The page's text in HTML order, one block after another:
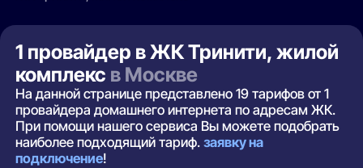
1 провайдер в ЖК Тринити, жилой
комплекс в Москве
На данной странице представлено 19 тарифов от 1
провайдера домашнего интернета по адресам ЖК.
При помощи нашего сервиса Вы можете подобрать
наиболее подходящий тариф.заявку на
подключение!